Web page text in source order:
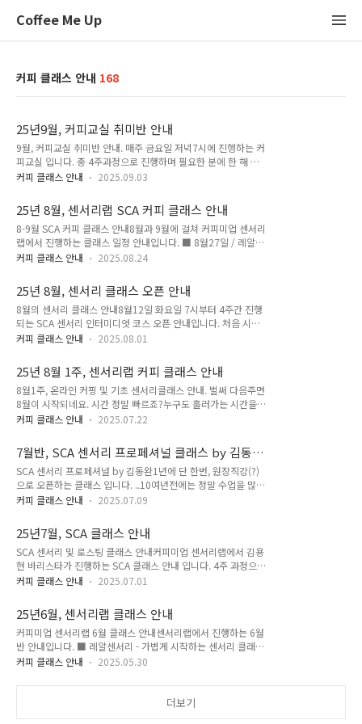
Coffee Me Up
커피 클래스 안내 168
25년9월, 커피교실 취미반 안내
9월, 커피교실 취미반 안내. 매주 금요일 저녁7시에 진헹하는 커
피교실 입니다. 총 4주과정으로 진행하며 필요한 분에 한 해 이
후 SCA 인트로덕션 자격증 과정도 취득할 수 있습니다. 1회차 -
그 외에 SCA 센서리 등 다른 과정도 함께 시작합니다.커피미업
센서리랩에서 진행하며 자세한 내용 및 신청은 인스타 프로필 링
크의 커피미업 스토어!coffeemeup.store*문의는 카톡채널 #
커피미업
커피 클래스 안내 2025.09.03
25년 8월, 센서리랩 SCA 커피 클래스 안내
8-9월 SCA 커피 클래스 안내8월과 9월에 걸쳐 커피미업 센서리
랩에서 진행하는 클래스 일정 안내입니다. ■ 8월27일 / 레알센
서리 - 입문자를 위한 센서리 첫걸음 입니다. 3주간 가볍게 시작
인터미디엇 - 집에서 커피를 맛있게 마시고 싶은 분부터 바리스
타가 되고싶은 분까지!■ 8월30일 / SCA 센서리 인터미디엇 -
좀 더 심도있게 센서리과정을 공부하고 자격증까지 취득할 수 있
어요. ■ 8월30일 / SCA 로스팅 파운데이션 - 커피를 직접 볶아
보고 싶었다면 누구나 참여하세요. 신청은 인스타 프로필 링크의
업
커피 클래스 안내 2025.08.24
25년 8월, 센서리 클래스 오픈 안내
8월의 센서리 클래스 안내8월12일 화요일 7시부터 4주간 진행
되는 SCA 센서리 인터미디엇 코스 오픈 안내입니다. 처음 시작
하는 분들부터 기본 수준 정도는 경험하신 분들까지 모두 환영합
는 지금 신청가능합니다. 신청은 인스타 프로필 링크의 커피미업
스토어!coffeemeup.store*문의는 카톡채널 #커피미업
커피 클래스 안내 2025.08.01
25년 8월 1주, 센서리랩 커피 클래스 안내
8월1주, 온라인 커핑 및 기초 센서리클래스 안내. 벌써 다음주면
8월이 시작되네요. 시간 정말 빠르죠?누구도 흘러가는 시간을
잡을 수는 없어도 그 시간을 활용하는 방법은 모두가 다를겁니
으로 첫 발걸음을 내딛기 좋은 클래스인 '레알센서리' 8월반을
오픈했고요. 또한 직접 오시기에는 시간이 부족하고 집에서 편하
게 커핑을 원격으로 해보고 싶은 분들을 위한 온라인 커핑 8월1
주차 커피도 준비 되었습니다.신청은 인스타 프로필 링크의 커피
미업 스토어!coffeemeup.store*문의는 카톡채널 #커피미업
커피 클래스 안내 2025.07.22
7월반, SCA 센서리 프로페셔널 클래스 by 김동
완
SCA 센서리 프로페셔널 by 김동완1년에 단 한번, 원장직강(?)
으로 오픈하는 클래스 입니다. ..10여년전에는 정말 수업을 많이
했습니다.그런데 여러 이유로 진행하던 수업은 점점 사라졌고 이
다시 선생님이 되고자 하는 이유는 십수년전 저와 함께 땀흘리던
분들이 성공한 것을 보면 가슴이 벅차고 그때 일들이 떠오르고
나도 아주 작은 보탬이 되었다는 기쁨 때문입니다. 오히려 그 때
그 분들이 선생님이 되었고 저는 교육계에서는 잊혀진 사람이 되
었지만 1년에 한번이라도 이 끈을 놓지않으려 합니다. 이는 일방
시는 자리가 될 것입니다. 늘 그랬듯 저와 함께 클래스에 참가한
분들은 서로 친해질 가..
커피 클래스 안내 2025.07.09
25년7월, SCA 클래스 안내
SCA 센서리 및 로스팅 클래스 안내커피미업 센서리랩에서 김용
현 바리스타가 진행하는 SCA 클래스 안내 입니다. 4주 과정으로
시작일은 다음과 같아요. ■ 센서리 인터미디엇 - 7월8일 (화요
이션 - 7월12일 (토요반)초보자도 가능하며 지금 바로 신청하실
수 있습니다. 또한 7월23일 수요일부터는 5주 과정으로 김동완
바리스타가 진행하는 센서리 프로페셔널 과정이 있습니다. 조만
간 접수와 함께 공지할게요. 신청은 인스타 프로필 링크의 커피
미업 스토어!coffeemeup.store*문의는 카톡채널 #커피미업
커피 클래스 안내 2025.07.01
25년6월, 센서리랩 클래스 안내
커피미업 센서리랩 6월 클래스 안내센서리랩에서 진행하는 6월
반 안내입니다. ■ 레알센서리 - 가볍게 시작하는 센서리 클래스
로 6월11일 수요일부터 3회 진행합니다. ■ SCA 센서리 인터미
일 화요일에 시작하는 반이 있으니 스케줄에 맞게 골라보세요.
커피 클래스 안내 2025.05.30
더보기